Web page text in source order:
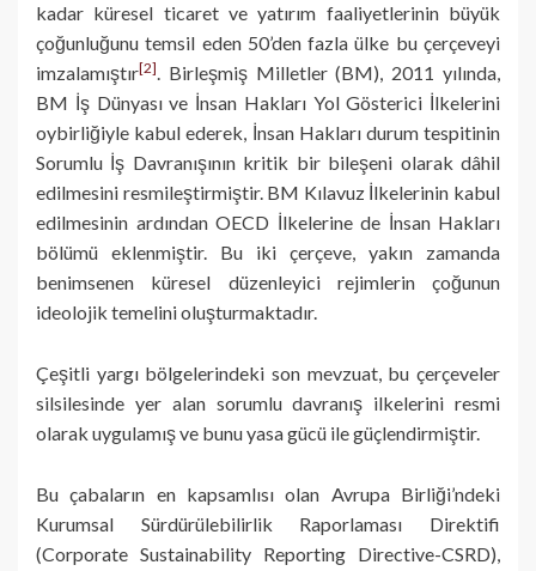
kadar küresel ticaret ve yatırım faaliyetlerinin büyük
çoğunluğunu temsil eden 50’den fazla ülke bu çerçeveyi
imzalamıştır[2]. Birleşmiş Milletler (BM), 2011 yılında,
BM İş Dünyası ve İnsan Hakları Yol Gösterici İlkelerini
oybirliğiyle kabul ederek, İnsan Hakları durum tespitinin
Sorumlu İş Davranışının kritik bir bileşeni olarak dâhil
edilmesini resmileştirmiştir. BM Kılavuz İlkelerinin kabul
edilmesinin ardından OECD İlkelerine de İnsan Hakları
bölümü eklenmiştir. Bu iki çerçeve, yakın zamanda
benimsenen küresel düzenleyici rejimlerin çoğunun
ideolojik temelini oluşturmaktadır.
Çeşitli yargı bölgelerindeki son mevzuat, bu çerçeveler
silsilesinde yer alan sorumlu davranış ilkelerini resmi
olarak uygulamış ve bunu yasa gücü ile güçlendirmiştir.
Bu çabaların en kapsamlısı olan Avrupa Birliği’ndeki
Kurumsal Sürdürülebilirlik Raporlaması Direktifi
(Corporate Sustainability Reporting Directive-CSRD),